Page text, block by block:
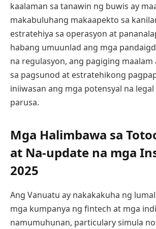
kaalaman sa tanawin ng buwis ay
makabuluhang makaapekto sa
estratehiya sa operasyon at
habang umuunlad ang mga
na regulasyon, ang pagiging
sa pagsunod at estratehikong
iniiwasan ang mga potensyal na
parusa.
Mga Halimbawa sa
at Na-update na mga
2025
Ang Vanuatu ay nakakakuha ng
mga kumpanya ng fintech at mga
namumuhunan, particulary simula